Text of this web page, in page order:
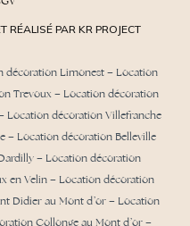
RÉALISÉ PAR KR PROJECT
décoration Limonest– Location
Trevoux– Location décoration
Location décoration Villefranche
– Location décoration Belleville
– Location décoration
en Velin – Location décoration
Didier au Mont d’or– Location
Collonge au Mont d’or–